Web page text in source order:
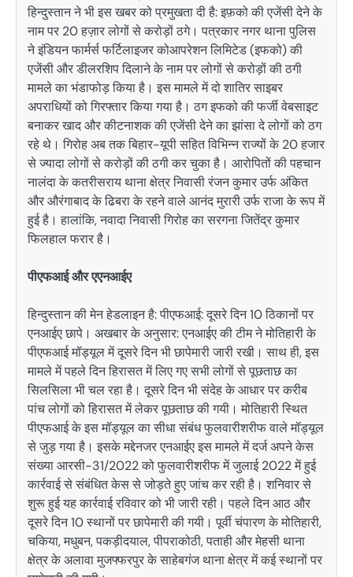
हिन्दुस्तान ने भी इस खबर को प्रमुखता दी है: इफ़को की एजेंसी देने के
नाम पर 20 हज़ार लोगों से करोड़ों ठगे। पत्रकार नगर थाना पुलिस
ने इंडियन फार्मर्स फर्टिलाइजर कोआपरेशन लिमिटेड (इफको) की
एजेंसी और डीलरशिप दिलाने के नाम पर लोगों से करोड़ों की ठगी
मामले का भंडाफोड़ किया है। इस मामले में दो शातिर साइबर
अपराधियों को गिरफ्तार किया गया है। ठग इफको की फर्जी वेबसाइट
बनाकर खाद और कीटनाशक की एजेंसी देने का झांसा दे लोगों को ठग
रहे थे। गिरोह अब तक बिहार-यूपी सहित विभिन्न राज्यों के 20 हजार
से ज्यादा लोगों से करोड़ों की ठगी कर चुका है। आरोपितों की पहचान
नालंदा के कतरीसराय थाना क्षेत्र निवासी रंजन कुमार उर्फ अंकित
और औरंगाबाद के ढिबरा के रहने वाले आनंद मुरारी उर्फ राजा के रूप में
हुई है। हालांकि, नवादा निवासी गिरोह का सरगना जितेंद्र कुमार
फिलहाल फरार है।
पीएफआई और एएनआईए
हिन्दुस्तान की मेन हेडलाइन है: पीएफआई: दूसरे दिन 10 ठिकानों पर
एनआईए छापे। अखबार के अनुसार: एनआईए की टीम ने मोतिहारी के
पीएफआई मॉड्यूल में दूसरे दिन भी छापेमारी जारी रखी। साथ ही, इस
मामले में पहले दिन हिरासत में लिए गए सभी लोगों से पूछताछ का
सिलसिला भी चल रहा है। दूसरे दिन भी संदेह के आधार पर करीब
पांच लोगों को हिरासत में लेकर पूछताछ की गयी। मोतिहारी स्थित
पीएफआई के इस मॉड्यूल का सीधा संबंध फुलवारीशरीफ वाले मॉड्यूल
से जुड़ गया है। इसके मद्देनजर एनआईए इस मामले में दर्ज अपने केस
संख्या आरसी-31/2022 को फुलवारीशरीफ में जुलाई 2022 में हुई
कार्रवाई से संबंधित केस से जोड़ते हुए जांच कर रही है। शनिवार से
शुरू हुई यह कार्रवाई रविवार को भी जारी रही। पहले दिन आठ और
दूसरे दिन 10 स्थानों पर छापेमारी की गयी। पूर्वी चंपारण के मोतिहारी,
चकिया, मधुबन, पकड़ीदयाल, पीपराकोठी, पताही और मेहसी थाना
क्षेत्र के अलावा मुजफ्फरपुर के साहेबगंज थाना क्षेत्र में कई स्थानों पर